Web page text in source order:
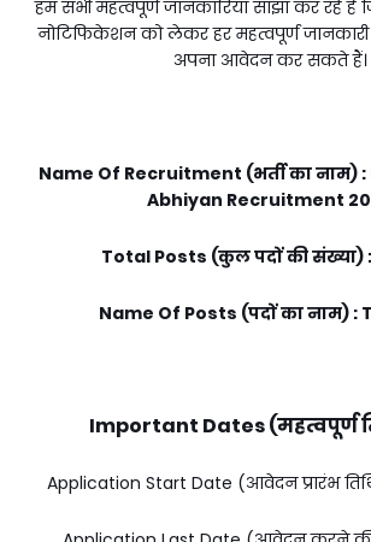
हम सभी महत्वपूर्ण जानकारियां साझा कर रहे
नोटिफिकेशन को लेकर हर महत्वपूर्ण
अपना आवेदन कर सकते हैं।
Name Of Recruitment (भर्ती का नाम)
Abhiyan Recruitment
Total Posts (कुल पदों की संख्या)
Name Of Posts (पदों का नाम) :
Important Dates (महत्वपूर्ण
Application Start Date (आवेदन प्रारंभ